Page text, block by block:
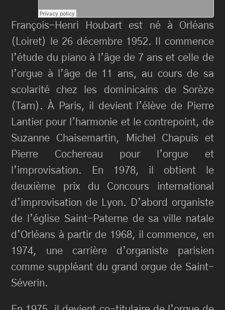
François-Henri Houbart est né à Orléans
(Loiret) le 26 décembre 1952. Il commence
l’étude du piano à l’âge de 7 ans et celle de
l’orgue à l’âge de 11 ans, au cours de sa
scolarité chez les dominicains de Sorèze
(Tarn). À Paris, il devient l’élève de Pierre
Lantier pour l’harmonie et le contrepoint, de
Suzanne Chaisemartin, Michel Chapuis et
Pierre Cochereau pour l’orgue et
l’improvisation. En 1978, il obtient le
deuxième prix du Concours international
d’improvisation de Lyon. D’abord organiste
de l’église Saint-Paterne de sa ville natale
d’Orléans à partir de 1968, il commence, en
1974, une carrière d’organiste parisien
comme suppléant du grand orgue de Saint-
Séverin.